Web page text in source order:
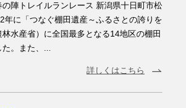
の陣トレイルランレース 新潟県十日町市松
年に「つなぐ棚田遺産～ふるさとの誇りを
水産省）に全国最多となる14地区の棚田
。また、...
詳しくはこちら